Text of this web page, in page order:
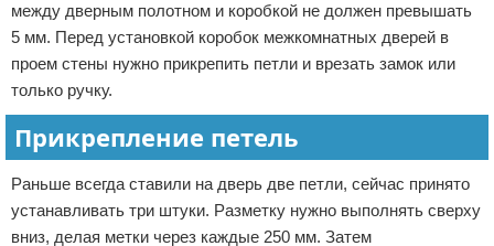
между дверным полотном и коробкой не должен превышать
5 мм. Перед установкой коробок межкомнатных дверей в
проем стены нужно прикрепить петли и врезать замок или
только ручку.
Прикрепление петель
Раньше всегда ставили на дверь две петли, сейчас принято
устанавливать три штуки. Разметку нужно выполнять сверху
вниз, делая метки через каждые 250 мм. Затем